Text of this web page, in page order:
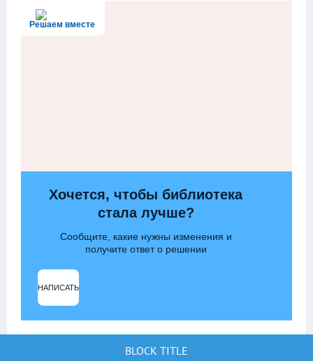
Решаем вместе
Хочется, чтобы библиотека
стала лучше?
Сообщите, какие нужны изменения и
получите ответ о решении
НАПИСАТЬ
BLOCK TITLE